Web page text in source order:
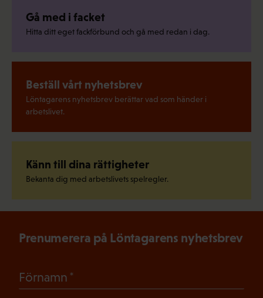
Gå med i facket
Hitta ditt eget fackförbund och gå med redan i dag.
Beställ vårt nyhetsbrev
Löntagarens nyhetsbrev berättar vad som händer i
arbetslivet.
Känn till dina rättigheter
Bekanta dig med arbetslivets spelregler.
Prenumerera på Löntagarens nyhetsbrev
Förnamn